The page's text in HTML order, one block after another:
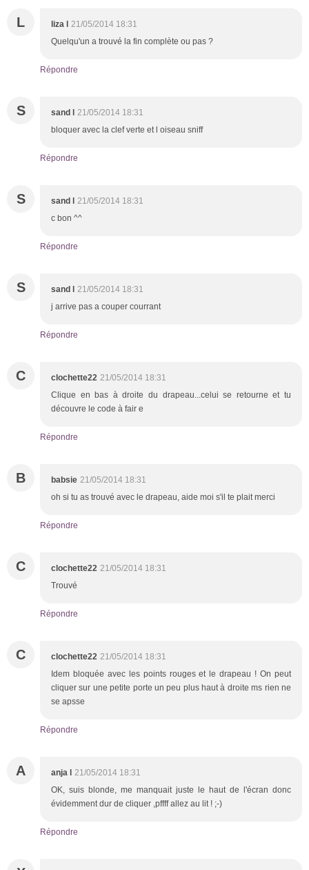
L liza l 21/05/2014 18:31
Quelqu'un a trouvé la fin complète ou pas ?
Répondre
S sand l 21/05/2014 18:31
bloquer avec la clef verte et l oiseau sniff
Répondre
S sand l 21/05/2014 18:31
c bon ^^
Répondre
S sand l 21/05/2014 18:31
j arrive pas a couper courrant
Répondre
C clochette22 21/05/2014 18:31
Clique en bas à droite du drapeau...celui se retourne et tu
découvre le code à fair e
Répondre
B babsie 21/05/2014 18:31
oh si tu as trouvé avec le drapeau, aide moi s'il te plait merci
Répondre
C clochette22 21/05/2014 18:31
Trouvé
Répondre
C clochette22 21/05/2014 18:31
Idem bloquée avec les points rouges et le drapeau ! On peut
cliquer sur une petite porte un peu plus haut à droite ms rien ne
se apsse
Répondre
A anja l 21/05/2014 18:31
OK, suis blonde, me manquait juste le haut de l'écran donc
évidemment dur de cliquer ,pffff allez au lit ! ;-)
Répondre